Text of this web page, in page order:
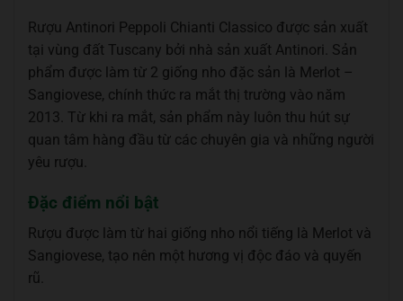
Rượu Antinori Peppoli Chianti Classico được sản xuất
tại vùng đất Tuscany bởi nhà sản xuất Antinori. Sản
phẩm được làm từ 2 giống nho đặc sản là Merlot –
Sangiovese, chính thức ra mắt thị trường vào năm
2013. Từ khi ra mắt, sản phẩm này luôn thu hút sự
quan tâm hàng đầu từ các chuyên gia và những người
yêu rượu.
Đặc điểm nổi bật
Rượu được làm từ hai giống nho nổi tiếng là Merlot và
Sangiovese, tạo nên một hương vị độc đáo và quyến
rũ.